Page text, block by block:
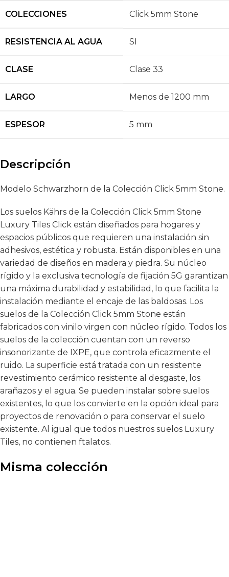
COLECCIONES Click 5mm Stone
RESISTENCIA AL AGUA SI
CLASE Clase 33
LARGO Menos de 1200 mm
ESPESOR 5 mm
Descripción
Modelo Schwarzhorn de la Colección Click 5mm Stone.
Los suelos Kährs de la Colección Click 5mm Stone
Luxury Tiles Click están diseñados para hogares y
espacios públicos que requieren una instalación sin
adhesivos, estética y robusta. Están disponibles en una
variedad de diseños en madera y piedra. Su núcleo
rígido y la exclusiva tecnología de fijación 5G garantizan
una máxima durabilidad y estabilidad, lo que facilita la
instalación mediante el encaje de las baldosas. Los
suelos de la Colección Click 5mm Stone están
fabricados con vinilo virgen con núcleo rígido. Todos los
suelos de la colección cuentan con un reverso
insonorizante de IXPE, que controla eficazmente el
ruido. La superficie está tratada con un resistente
revestimiento cerámico resistente al desgaste, los
arañazos y el agua. Se pueden instalar sobre suelos
existentes, lo que los convierte en la opción ideal para
proyectos de renovación o para conservar el suelo
existente. Al igual que todos nuestros suelos Luxury
Tiles, no contienen ftalatos.
Misma colección